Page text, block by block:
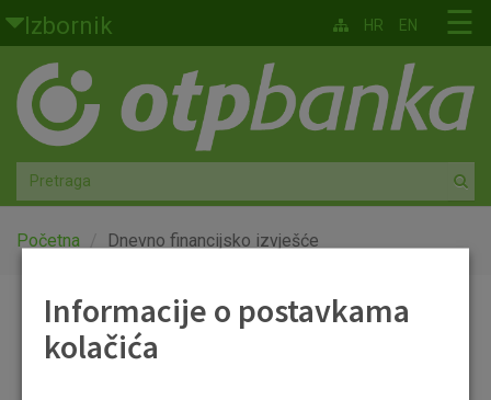
Skoči na glavni sadržaj
Izbornik
Građani
Privatno bankarstvo
Agro
Mala poduzeća i obrtnici
Globalna tržišta
☰
HR EN
Početna Dnevno financijsko izvješće
Dnevno financijsko
Informacije o postavkama
kolačića